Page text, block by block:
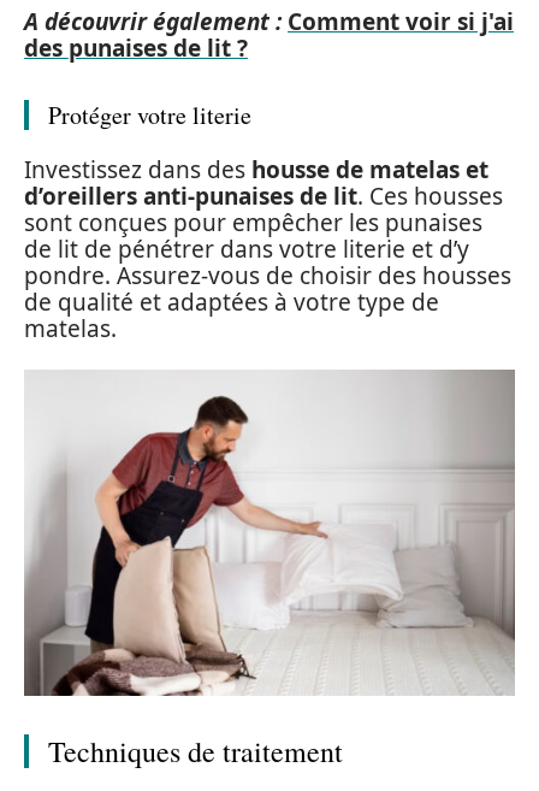
A découvrir également : Comment voir si j'ai
des punaises de lit ?
Protéger votre literie
Investissez dans des housse de matelas et
d’oreillers anti-punaises de lit. Ces housses
sont conçues pour empêcher les punaises
de lit de pénétrer dans votre literie et d’y
pondre. Assurez-vous de choisir des housses
de qualité et adaptées à votre type de
matelas.
Techniques de traitement